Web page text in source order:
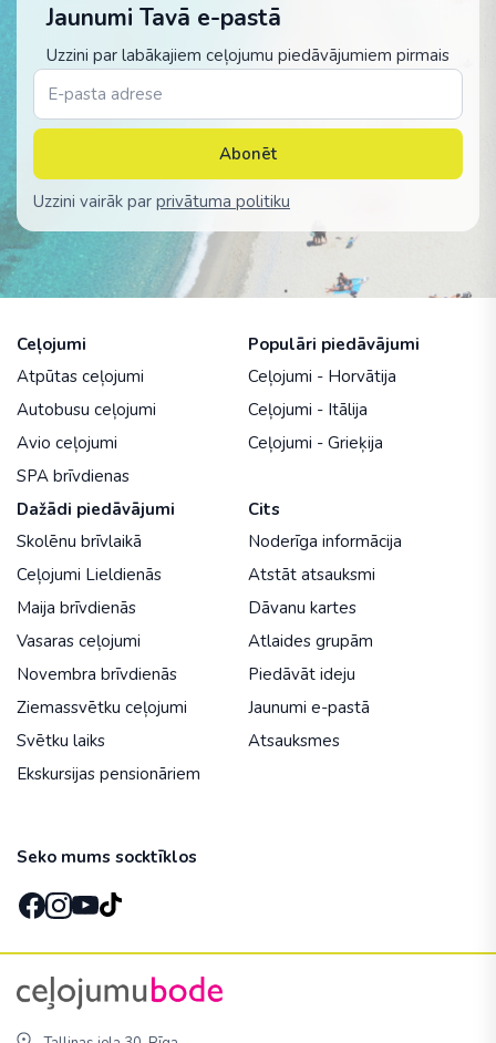
Jaunumi Tavā e-pastā
Uzzini par labākajiem ceļojumu piedāvājumiem pirmais
Abonēt
Uzzini vairāk par privātuma politiku
Ceļojumi
Atpūtas ceļojumi
Autobusu ceļojumi
Avio ceļojumi
SPA brīvdienas
Populāri piedāvājumi
Ceļojumi - Horvātija
Ceļojumi - Itālija
Ceļojumi - Grieķija
Dažādi piedāvājumi
Skolēnu brīvlaikā
Ceļojumi Lieldienās
Maija brīvdienās
Vasaras ceļojumi
Novembra brīvdienās
Ziemassvētku ceļojumi
Svētku laiks
Ekskursijas pensionāriem
Cits
Noderīga informācija
Atstāt atsauksmi
Dāvanu kartes
Atlaides grupām
Piedāvāt ideju
Jaunumi e-pastā
Atsauksmes
Seko mums socktīklos